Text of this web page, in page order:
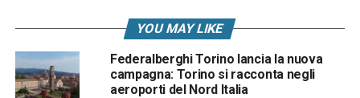
YOU MAY LIKE
Federalberghi Torino lancia la nuova
campagna: Torino si racconta negli
aeroporti del Nord Italia